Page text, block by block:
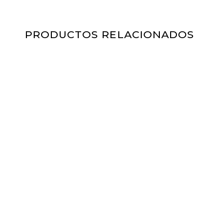
PRODUCTOS RELACIONADOS